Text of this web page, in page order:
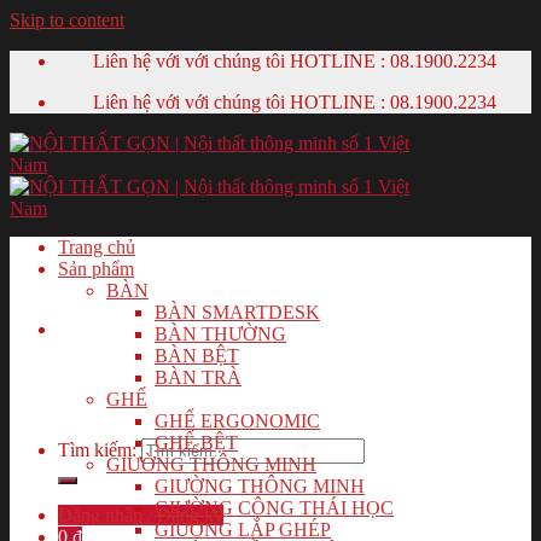
Skip to content
Liên hệ với với chúng tôi HOTLINE : 08.1900.2234
Liên hệ với với chúng tôi HOTLINE : 08.1900.2234
Tìm kiếm:
Đăng nhập / Đăng ký
0 ₫
Trang chủ
Sản phẩm
BÀN
BÀN SMARTDESK
BÀN THƯỜNG
BÀN BỆT
BÀN TRÀ
GHẾ
GHẾ ERGONOMIC
GHẾ BỆT
GIƯỜNG THÔNG MINH
GIƯỜNG THÔNG MINH
GIƯỜNG CÔNG THÁI HỌC
GIƯỜNG LẮP GHÉP